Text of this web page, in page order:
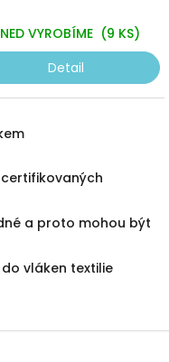
VYROBÍME (9 KS)
Detail
a proto mohou být
vláken textilie